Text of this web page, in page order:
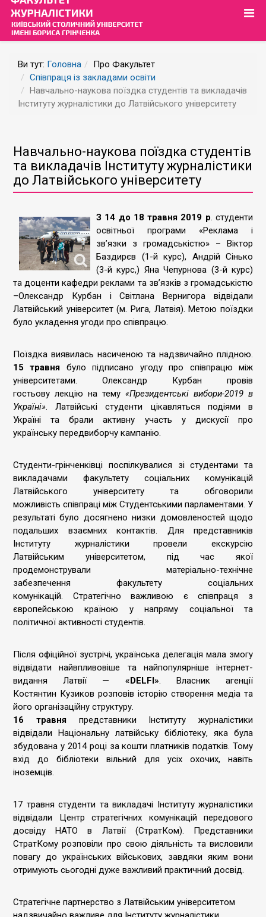
Ви тут: Головна
Про Факультет
Співпраця із закладами освіти
Навчально-наукова поїздка студентів та викладачів
Інституту журналістики до Латвійського університету
Навчально-наукова поїздка студентів
та викладачів Інституту журналістики
до Латвійського університету
З 14 до 18 травня 2019 р. студенти
освітньої програми «Реклама і
зв’язки з громадськістю» – Віктор
Баздирєв (1-й курс), Андрій Сінько
(3-й курс,) Яна Чепурнова (3-й курс)
та доценти кафедри реклами та зв’язків з громадськістю
–Олександр Курбан і Світлана Вернигора відвідали
Латвійський університет (м. Рига, Латвія). Метою поїздки
було укладення угоди про співпрацю.
Поїздка виявилась насиченою та надзвичайно плідною.
15 травня було підписано угоду про співпрацю між
університетами. Олександр Курбан провів
гостьову лекцію на тему «Президентські вибори-2019 в
Україні». Латвійські студенти цікавляться подіями в
Україні та брали активну участь у дискусії про
українську передвиборчу кампанію.
Студенти-грінченківці поспілкувалися зі студентами та
викладачами факультету соціальних комунікацій
Латвійського університету та обговорили
можливість співпраці між Студентськими парламентами. У
результаті було досягнено низки домовленостей щодо
подальших взаємних контактів. Для представників
Інституту журналістики провели екскурсію
Латвійським університетом, під час якої
продемонстрували матеріально-технічне
забезпечення факультету соціальних
комунікацій. Стратегічно важливою є співпраця з
європейською країною у напряму соціальної та
політичної активності студентів.
Після офіційної зустрічі, українська делегація мала змогу
відвідати найвпливовіше та найпопулярніше інтернет-
видання Латвії — «DELFI». Власник агенції
Костянтин Кузиков розповів історію створення медіа та
його організаційну структуру.
16 травняпредставники Інституту журналістики
відвідали Національну латвійську бібліотеку, яка була
збудована у 2014 році за кошти платників податків. Тому
вхід до бібліотеки вільний для усіх охочих, навіть
іноземців.
17 травня студенти та викладачі Інституту журналістики
відвідали Центр стратегічних комунікацій передового
досвіду НАТО в Латвії (СтратКом). Представники
СтратКому розповіли про свою діяльність та висловили
повагу до українських військових, завдяки яким вони
отримують сьогодні дуже важливий практичний досвід.
Стратегічне партнерство з Латвійським університетом